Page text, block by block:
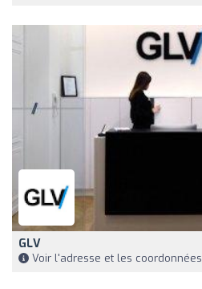
GLV
Voir l'adresse et les coordonnées